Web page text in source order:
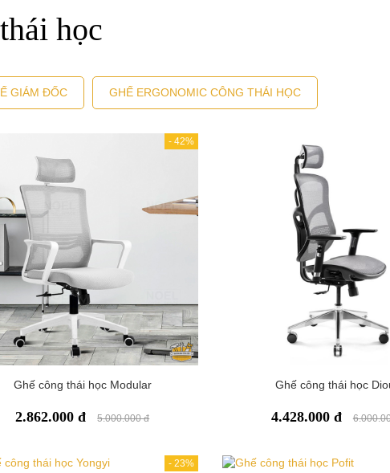
học
GIÁM ĐỐC GHẾ ERGONOMIC CÔNG THÁI HỌC
- 42%
Ghế công thái học Modular
2.862.000 đ 5.000.000 đ
Ghế công thái học
4.428.000 đ
- 23%